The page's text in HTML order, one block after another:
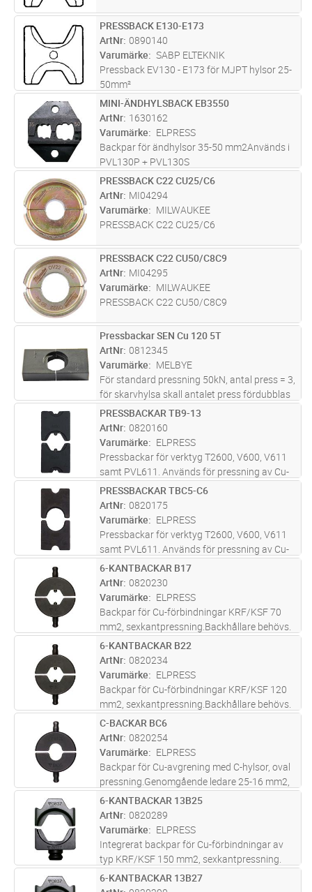
PR Lägg i kundvagn
PRESSBACK E130-E173
ArtNr 0890140
Varumärke
SABP ELTEKNIK
Pressback EV130 - E173 för MJPT hylsor 25-
50mm²
ST Lägg i kundvagn
MINI-ÄNDHYLSBACK EB3550
ArtNr 1630162
Varumärke
ELPRESS
Backpar för ändhylsor 35-50 mm2Används i
PVL130P + PVL130S
ST Lägg i kundvagn
PRESSBACK C22 CU25/C6
ArtNr MI04294
Varumärke
MILWAUKEE
PRESSBACK C22 CU25/C6
ST Lägg i kundvagn
PRESSBACK C22 CU50/C8C9
ArtNr MI04295
Varumärke
MILWAUKEE
PRESSBACK C22 CU50/C8C9
ST Lägg i kundvagn
Pressbackar SEN Cu 120 5T
ArtNr 0812345
Varumärke
MELBYE
För standard pressning 50kN, antal press = 3,
för skarvhylsa skall antalet press fördubblas
PR Lägg i kundvagn
PRESSBACKAR TB9-13
ArtNr 0820160
Varumärke
ELPRESS
Pressbackar för verktyg T2600, V600, V611
samt PVL611. Används för pressning av Cu-
förbindningar, sexkantpressning.
PR Lägg i kundvagn
PRESSBACKAR TBC5-C6
ArtNr 0820175
Varumärke
ELPRESS
Pressbackar för verktyg T2600, V600, V611
samt PVL611. Används för pressning av Cu-
avgreningar med C-hylsor, oval pressning.
PR Lägg i kundvagn
6-KANTBACKAR B17
ArtNr 0820230
Varumärke
ELPRESS
Backpar för Cu-förbindningar KRF/KSF 70
mm2, sexkantpressning.Backhållare behövs.
PR Lägg i kundvagn
6-KANTBACKAR B22
ArtNr 0820234
Varumärke
ELPRESS
Backpar för Cu-förbindningar KRF/KSF 120
mm2, sexkantpressning.Backhållare behövs.
PR Lägg i kundvagn
C-BACKAR BC6
ArtNr 0820254
Varumärke
ELPRESS
Backpar för Cu-avgrening med C-hylsor, oval
pressning.Genomgående ledare 25-16 mm2,
avgrening 25-16 mm2Backhållare behövs.
PR Lägg i kundvagn
6-KANTBACKAR 13B25
ArtNr 0820289
Varumärke
ELPRESS
Integrerat backpar för Cu-förbindningar av
typ KRF/KSF 150 mm2, sexkantpressning.
Inga backhållare behövs. 2 pressningar.
Används i V1300 systemet
PR Lägg i kundvagn
6-KANTBACKAR 13B27